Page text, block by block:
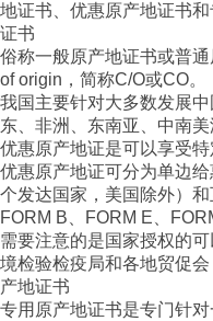
地证书、优惠原产地证书
证书
俗称一般原产地证书或普
of origin，简称C/O或CO。
我国主要针对大多数发展
东、非洲、东南亚、中南
优惠原产地证是可以享受
优惠原产地证可分为单边
个发达国家，美国除外）
FORM B、FORM E、
需要注意的是国家授权的
境检验检疫局和各地贸促
产地证书
专用原产地证书是专门针